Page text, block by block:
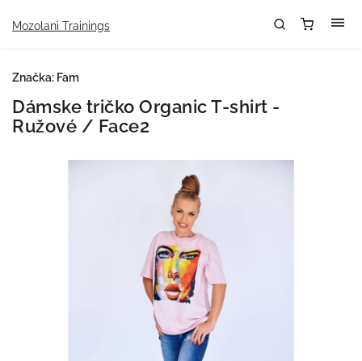
Mozolani Trainings
Dámske tričko Organic T-shirt -
Ružové / Face2
Značka: Fam